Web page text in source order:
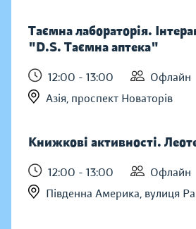
Таємна лабораторія.
"D.S. Таємна аптека"
12:00 - 13:00
Офлайн
Азія, проспект Новаторів
Книжкові активності.
12:00 - 13:00
Офлайн
Південна Америка, вулиця